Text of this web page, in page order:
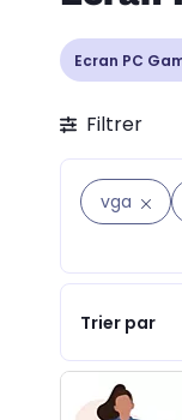
Ecran PC
Filtrer
vga
Trier par